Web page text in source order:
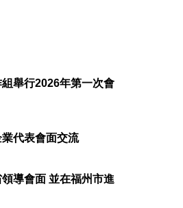
舉行2026年第一次會
代表會面交流
導會面 並在福州市進